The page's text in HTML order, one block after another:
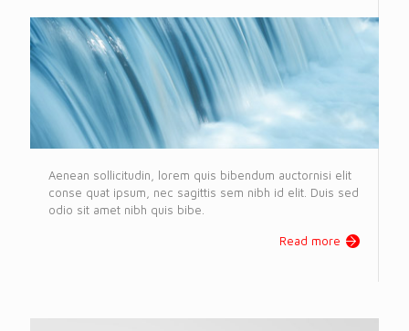
Aenean sollicitudin, lorem quis bibendum auctornisi elit
conse quat ipsum, nec sagittis sem nibh id elit. Duis sed
odio sit amet nibh quis bibe.
Read more